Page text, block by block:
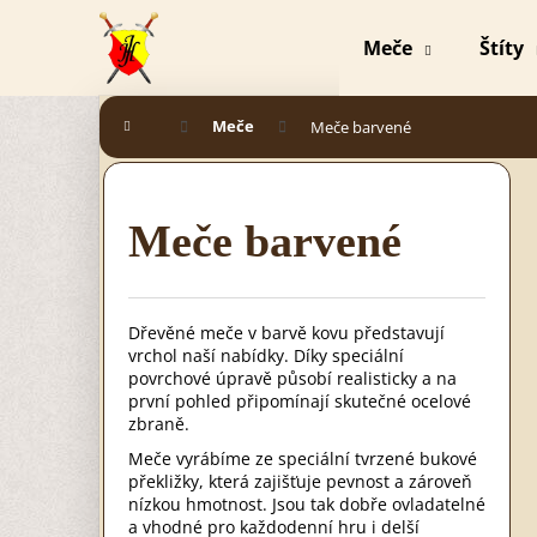
Meče Štíty
Domů Meče Meče barvené
Meče barvené
Dřevěné meče v barvě kovu představují
vrchol naší nabídky. Díky speciální
povrchové úpravě působí realisticky a na
první pohled připomínají skutečné ocelové
zbraně.
Meče vyrábíme ze speciální tvrzené bukové
překližky, která zajišťuje pevnost a zároveň
nízkou hmotnost. Jsou tak dobře ovladatelné
a vhodné pro každodenní hru i delší
k
Zpět
do
Zpět
do
MEČ TEMPLÁŘSKÝ STAVEBNICE